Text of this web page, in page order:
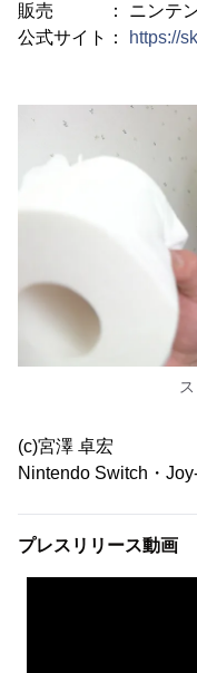
販売 ： ニンテン
公式サイト：
https://
(c)宮澤 卓宏
Nintendo Switch・
プレスリリース動画